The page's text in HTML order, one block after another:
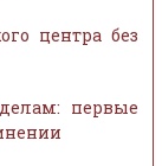
центра без
первые